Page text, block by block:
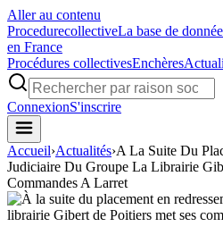
Aller au contenu
ProcedurecollectiveLa base de
en France
Procédures collectivesEnchères
ConnexionS'inscrire
Accueil›Actualités›A La Suite Du
Judiciaire Du Groupe La Librairie
Commandes A Larret